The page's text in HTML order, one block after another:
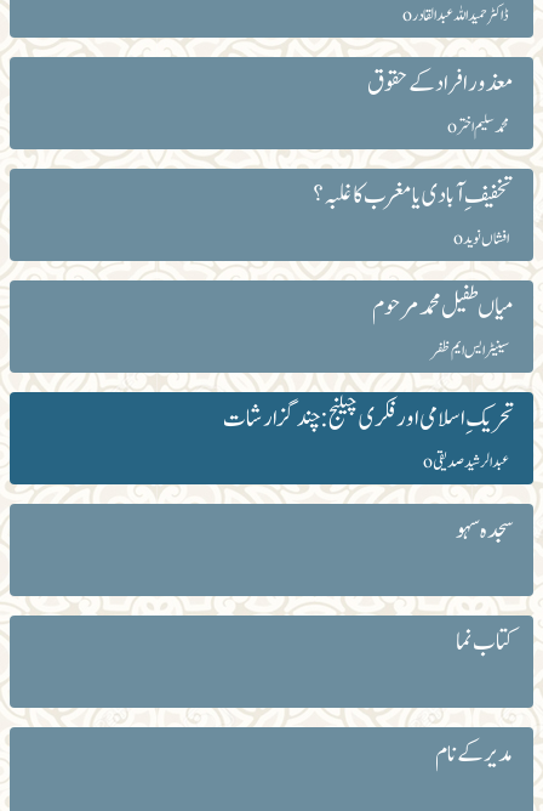
ڈاکٹر حمید اللہ عبدا لقادرo
معذور افراد کے حقوق
محمد سلیم اخترo
تخفیف ِآبادی یا مغرب کا غلبہ؟
افشاں نوید o
میاں طفیل محمدمرحوم
سینیٹر ایس ایم ظفر
تحریک ِ اسلامی اور فکری چیلنج: چند گزارشات
عبدالرشید صدیقیo
سجدہ سہو
کتاب نما
مدیر کے نام